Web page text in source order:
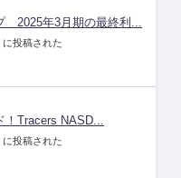
2025年3月期の最終利...
投稿された
！Tracers NASD...
投稿された